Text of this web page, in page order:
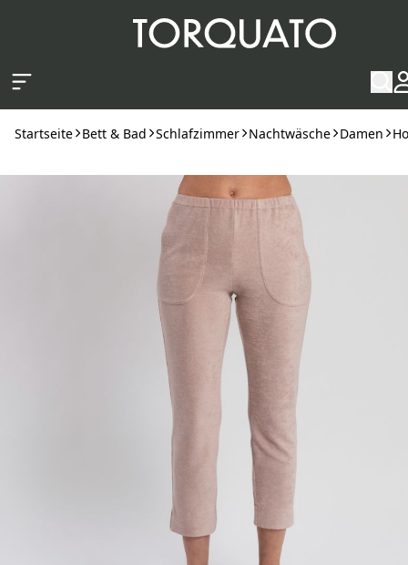
Startseite Bett & Bad Schlafzimmer Nachtwäsche Damen